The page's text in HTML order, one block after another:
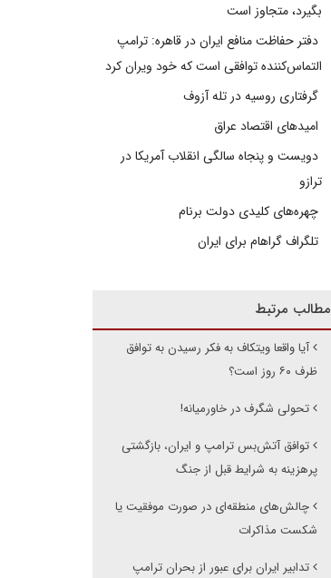
بگیرد، متجاوز است
دفتر حفاظت منافع ایران در قاهره: ترامپ
التماس‌کننده توافقی است که خود ویران کرد
گرفتاری روسیه در تله آزوف
امیدهای اقتصاد عراق
دویست و پنجاه سالگی انقلاب آمریکا در
ترازو
چهره‌های کلیدی دولت برنام
تلگراف گراهام برای ایران
مطالب مرتبط
آیا واقعا ویتکاف به فکر رسیدن به توافق
ظرف ۶۰ روز است؟
تحولی شگرف در خاورمیانه!
توافق آتش‌بس ترامپ و ایران، بازگشتی
پرهزینه به شرایط قبل از جنگ
چالش‌های منطقه‌ای در صورت موفقیت یا
شکست مذاکرات
تدابیر ایران برای عبور از بحران ترامپ